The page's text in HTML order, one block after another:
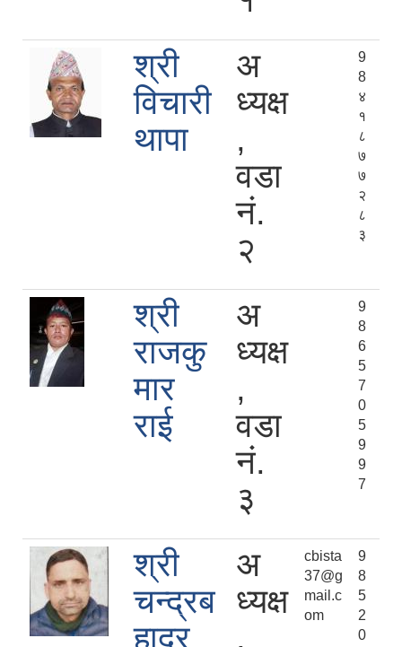
श्री
विचारी
थापा
अ
ध्यक्ष
,
वडा
नं.
२
9
8
४
१
८
७
७
२
८
३
श्री
राजकु
मार
राई
अ
ध्यक्ष
,
वडा
नं.
३
9
8
6
5
7
0
5
9
9
7
श्री
चन्द्रब
हादुर
अ
ध्यक्ष
,
cbista
37@g
mail.c
om
9
8
5
2
0